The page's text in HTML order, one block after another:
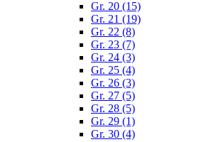
Gr. 20 (15)
Gr. 21 (19)
Gr. 22 (8)
Gr. 23 (7)
Gr. 24 (3)
Gr. 25 (4)
Gr. 26 (3)
Gr. 27 (5)
Gr. 28 (5)
Gr. 29 (1)
Gr. 30 (4)